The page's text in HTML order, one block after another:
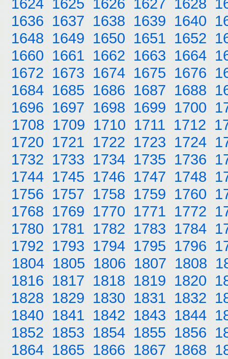
1624 1625 1626 1627 1628
1636 1637 1638 1639 1640
1648 1649 1650 1651 1652
1660 1661 1662 1663 1664
1672 1673 1674 1675 1676
1684 1685 1686 1687 1688
1696 1697 1698 1699 1700
1708 1709 1710 1711 1712
1720 1721 1722 1723 1724
1732 1733 1734 1735 1736
1744 1745 1746 1747 1748
1756 1757 1758 1759 1760
1768 1769 1770 1771 1772
1780 1781 1782 1783 1784
1792 1793 1794 1795 1796
1804 1805 1806 1807 1808
1816 1817 1818 1819 1820
1828 1829 1830 1831 1832
1840 1841 1842 1843 1844
1852 1853 1854 1855 1856
1864 1865 1866 1867 1868